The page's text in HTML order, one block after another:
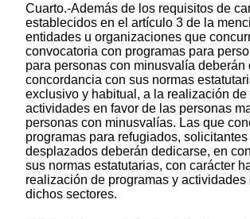
Cuarto.-Además de los requisitos de
establecidos en el artículo 3 de la
entidades u organizaciones que
convocatoria con programas para
para personas con minusvalía deberán
concordancia con sus normas
exclusivo y habitual, a la realización de
actividades en favor de las personas
personas con minusvalías. Las que
programas para refugiados,
desplazados deberán dedicarse, en
sus normas estatutarias, con carácter
realización de programas y actividades
dichos sectores.